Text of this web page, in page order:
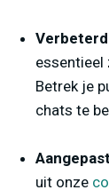
essentieel
Betrek je
chats te
uit onze